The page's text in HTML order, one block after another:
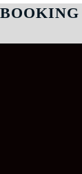
BOOKING